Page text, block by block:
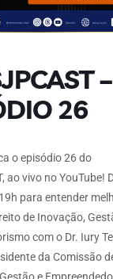
–
26
o episódio 26 do
ao vivo no YouTube!
para entender
de Inovação,
com o Dr. Iury
da Comissão